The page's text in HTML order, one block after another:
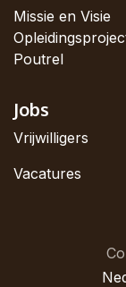
Missie en Visie
Poutrel
Jobs
Vrijwilligers
Vacatures